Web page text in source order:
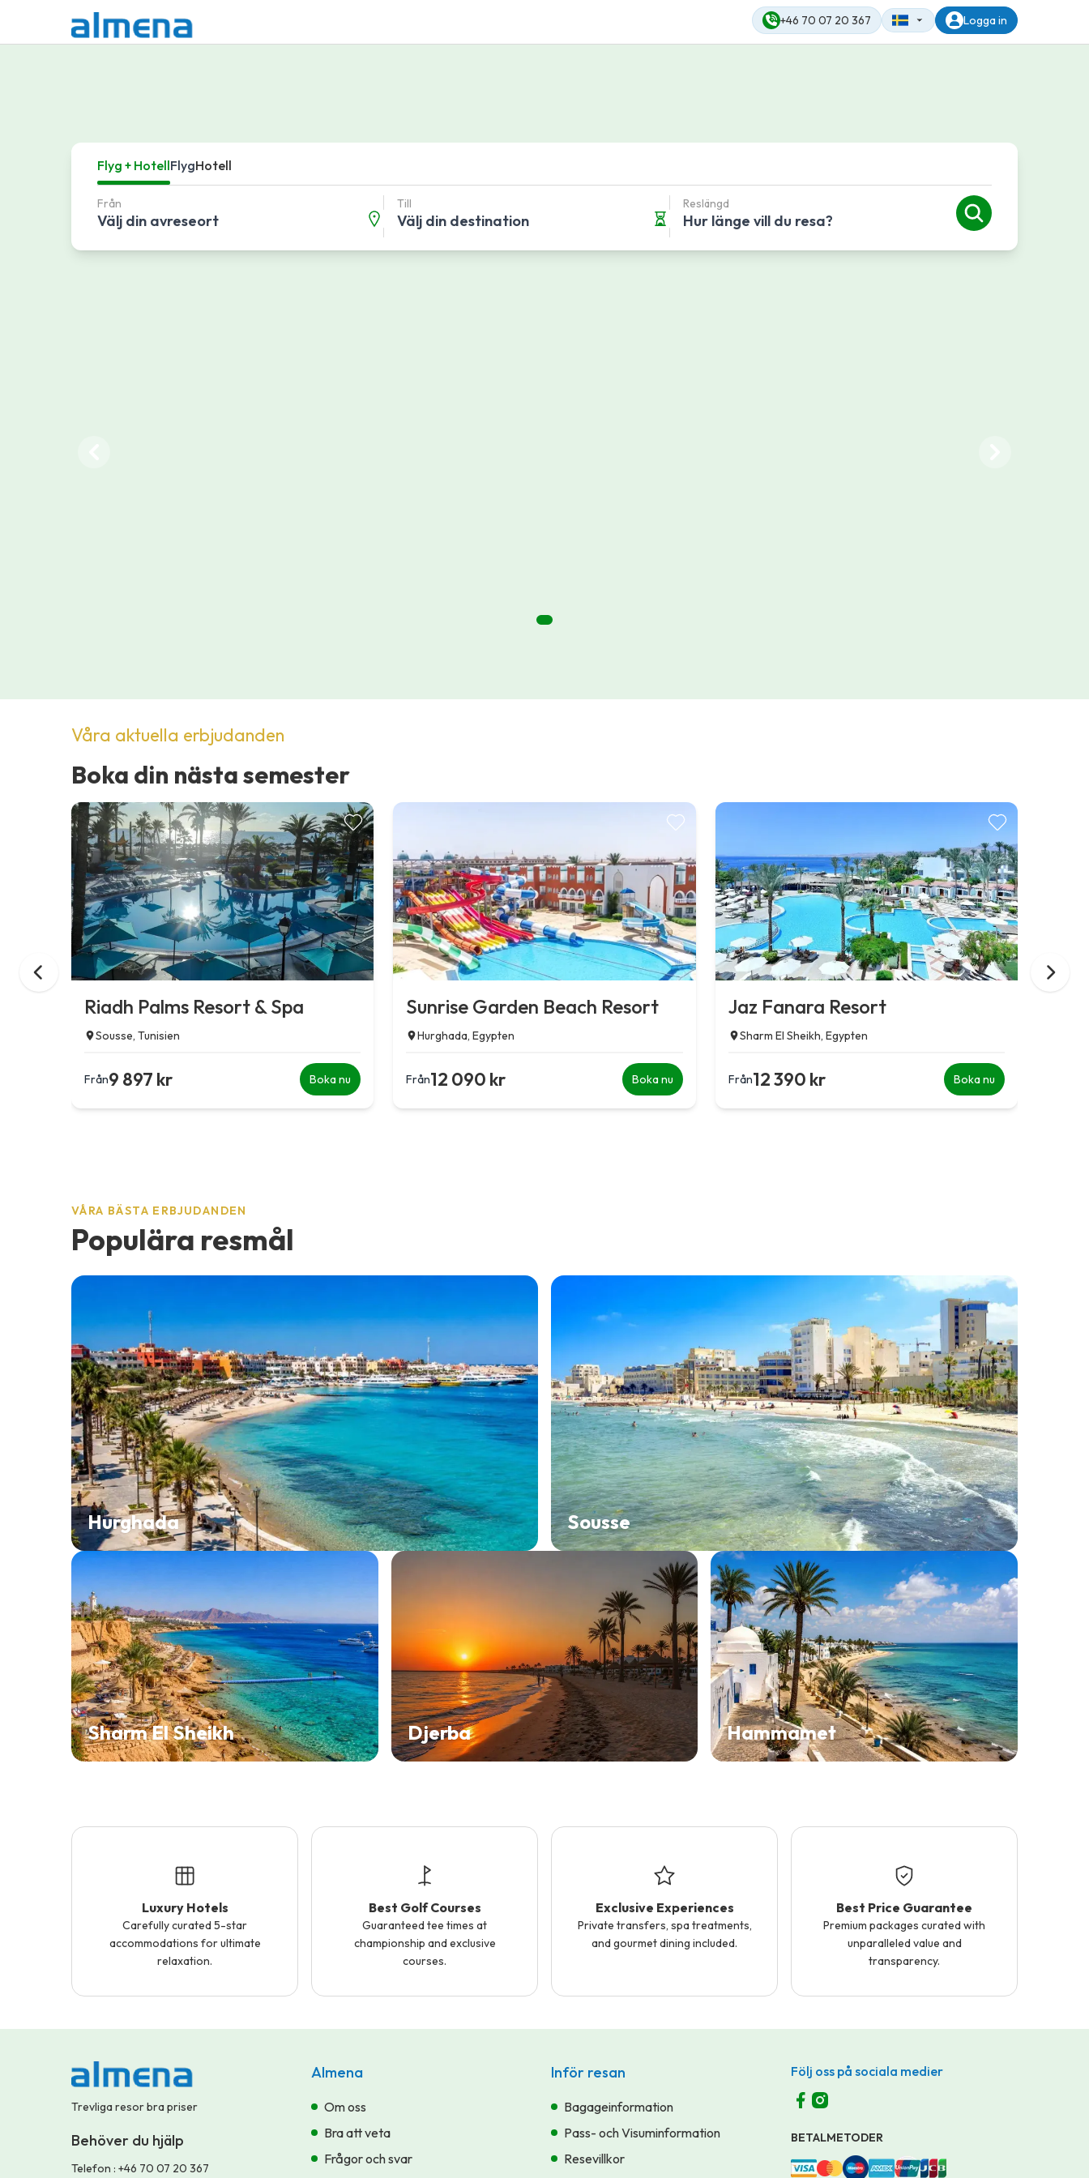
+46 70 07 20 367 Logga in
Flyg + HotellFlygHotell
Från Till Reslängd
Våra aktuella erbjudanden
Boka din nästa semester
Riadh Palms Resort & Spa
Sousse, Tunisien
Från9 897 kr Boka nu
Sunrise Garden Beach Resort
Hurghada, Egypten
Från12 090 kr Boka nu
Jaz Fanara Resort
Sharm El Sheikh, Egypten
Från12 390 kr Boka nu
VÅRA BÄSTA ERBJUDANDEN
Populära resmål
Hurghada Sousse
Sharm El Sheikh Djerba Hammamet
Luxury Hotels
Carefully curated 5-star
accommodations for ultimate
relaxation.
Best Golf Courses
Guaranteed tee times at
championship and exclusive
courses.
Exclusive Experiences
Private transfers, spa treatments,
and gourmet dining included.
Best Price Guarantee
Premium packages curated with
unparalleled value and
transparency.
Trevliga resor bra priser
Behöver du hjälp
Telefon : +46 70 07 20 367
Almena
Om oss
Bra att veta
Frågor och svar
Inför resan
Bagageinformation
Pass- och Visuminformation
Resevillkor
Följ oss på sociala medier
BETALMETODER